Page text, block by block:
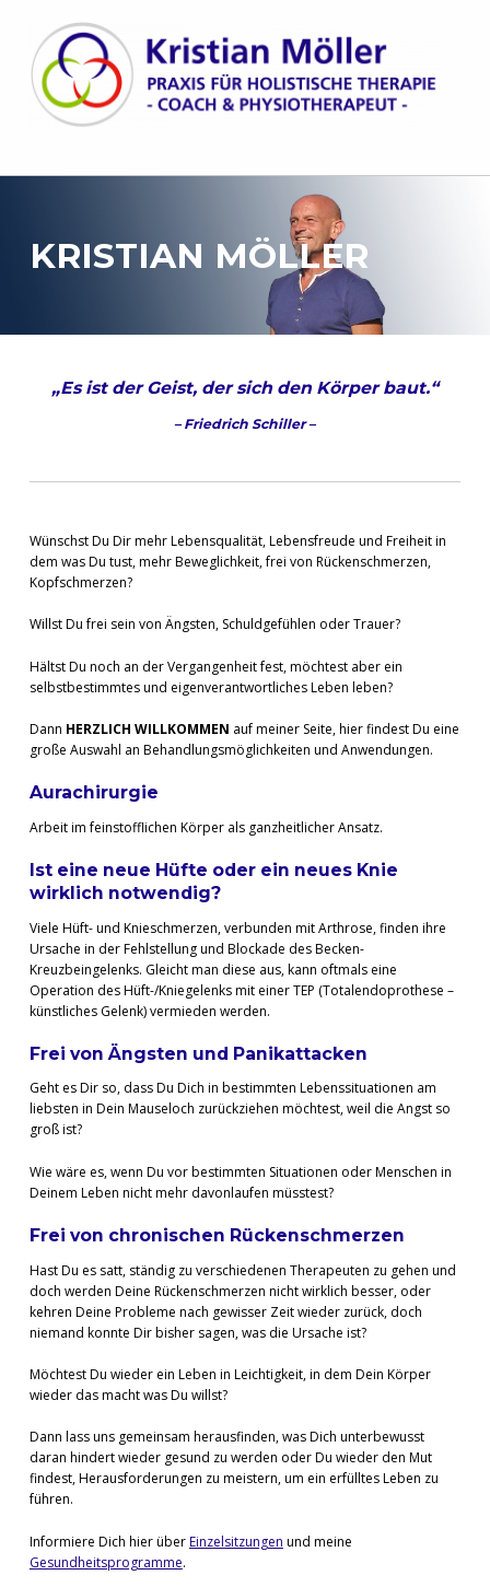
KRISTIAN MÖLLER
„Es ist der Geist, der sich den Körper baut.“
– Friedrich Schiller –
Wünschst Du Dir mehr Lebensqualität, Lebensfreude und Freiheit in
dem was Du tust, mehr Beweglichkeit, frei von Rückenschmerzen,
Kopfschmerzen?
Willst Du frei sein von Ängsten, Schuldgefühlen oder Trauer?
Hältst Du noch an der Vergangenheit fest, möchtest aber ein
selbstbestimmtes und eigenverantwortliches Leben leben?
Dann HERZLICH WILLKOMMEN auf meiner Seite, hier findest Du eine
große Auswahl an Behandlungsmöglichkeiten und Anwendungen.
Aurachirurgie
Arbeit im feinstofflichen Körper als ganzheitlicher Ansatz.
Ist eine neue Hüfte oder ein neues Knie
wirklich notwendig?
Viele Hüft- und Knieschmerzen, verbunden mit Arthrose, finden ihre
Ursache in der Fehlstellung und Blockade des Becken-
Kreuzbeingelenks. Gleicht man diese aus, kann oftmals eine
Operation des Hüft-/Kniegelenks mit einer TEP (Totalendoprothese –
künstliches Gelenk) vermieden werden.
Frei von Ängsten und Panikattacken
Geht es Dir so, dass Du Dich in bestimmten Lebenssituationen am
liebsten in Dein Mauseloch zurückziehen möchtest, weil die Angst so
groß ist?
Wie wäre es, wenn Du vor bestimmten Situationen oder Menschen in
Deinem Leben nicht mehr davonlaufen müsstest?
Frei von chronischen Rückenschmerzen
Hast Du es satt, ständig zu verschiedenen Therapeuten zu gehen und
doch werden Deine Rückenschmerzen nicht wirklich besser, oder
kehren Deine Probleme nach gewisser Zeit wieder zurück, doch
niemand konnte Dir bisher sagen, was die Ursache ist?
Möchtest Du wieder ein Leben in Leichtigkeit, in dem Dein Körper
wieder das macht was Du willst?
Dann lass uns gemeinsam herausfinden, was Dich unterbewusst
daran hindert wieder gesund zu werden oder Du wieder den Mut
findest, Herausforderungen zu meistern, um ein erfülltes Leben zu
führen.
Informiere Dich hier überEinzelsitzungen und meine
Gesundheitsprogramme.